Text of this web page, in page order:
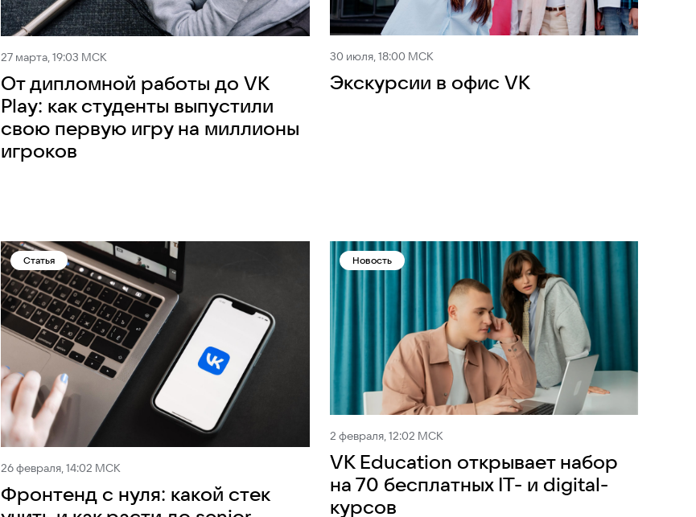
27 марта, 19:03 МСК
От дипломной работы до VK
Play: как студенты выпустили
свою первую игру на миллионы
игроков
30 июля, 18:00 МСК
Экскурсии в офис VK
Статья
26 февраля, 14:02 МСК
Фронтенд с нуля: какой стек
Новость
2 февраля, 12:02 МСК
VK Education открывает набор
на 70 бесплатных IT- и digital-
курсов